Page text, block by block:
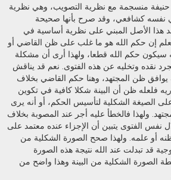
منسجمة مع نظرية التصويب، وهي نظرية
نفسه كشافعي، وقد صرح بأنها صحيحة
هذا الأصل المبني على نظرية أساسية في
إن حكم الله هو ما غلب على ظن القاضي أو
حكم الله قطعا، ولهذا أرى أن مشكلة
نقده وتخليه عن هذه الفتوى. نعم قد يناقش
يوافق ظن المجتهد، وهنا حكم القاضي بخلاف
فلعله ظن أن البينة شكلا كافية في تكوين
الصيغة الشكلية لتأسيس الحكم، أو أنه يرى
ولهذا فالخطأ عليه أجر عند المصوبة بخلاف
نفس الفتوى يتبين أن الإجزاء عنده معتمد على
أو علمه. ولهذا صحح الصورة الشكلية من
قد تبدلت عند الله نتيجة هذه الصورة
الصورة الشكلية من البينة وهذا واضح من